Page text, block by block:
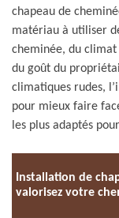
chapeau de
matériau à utiliser
cheminée, du
du goût du
climatiques rudes,
pour mieux faire
les plus adaptés
Installation de
valorisez votre